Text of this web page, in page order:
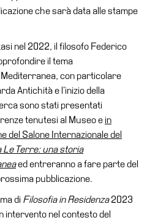
che sarà data alle stampe
nel 2022, il filosofo Federico
il tema
con particolare
Antichità e l’inizio della
sono stati presentati
tenutesi al Museo e in
del Salone Internazionale del
Le Terre: una storia
ed entreranno a fare parte del
pubblicazione.
di Filosofia in Residenza2023
intervento nel contesto del